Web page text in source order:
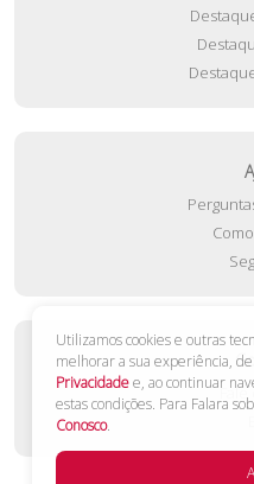
Utilizamos cookies e outras
melhorar a sua experiência, de
Privacidadee, ao continuar
estas condições. Para Falara
Conosco.